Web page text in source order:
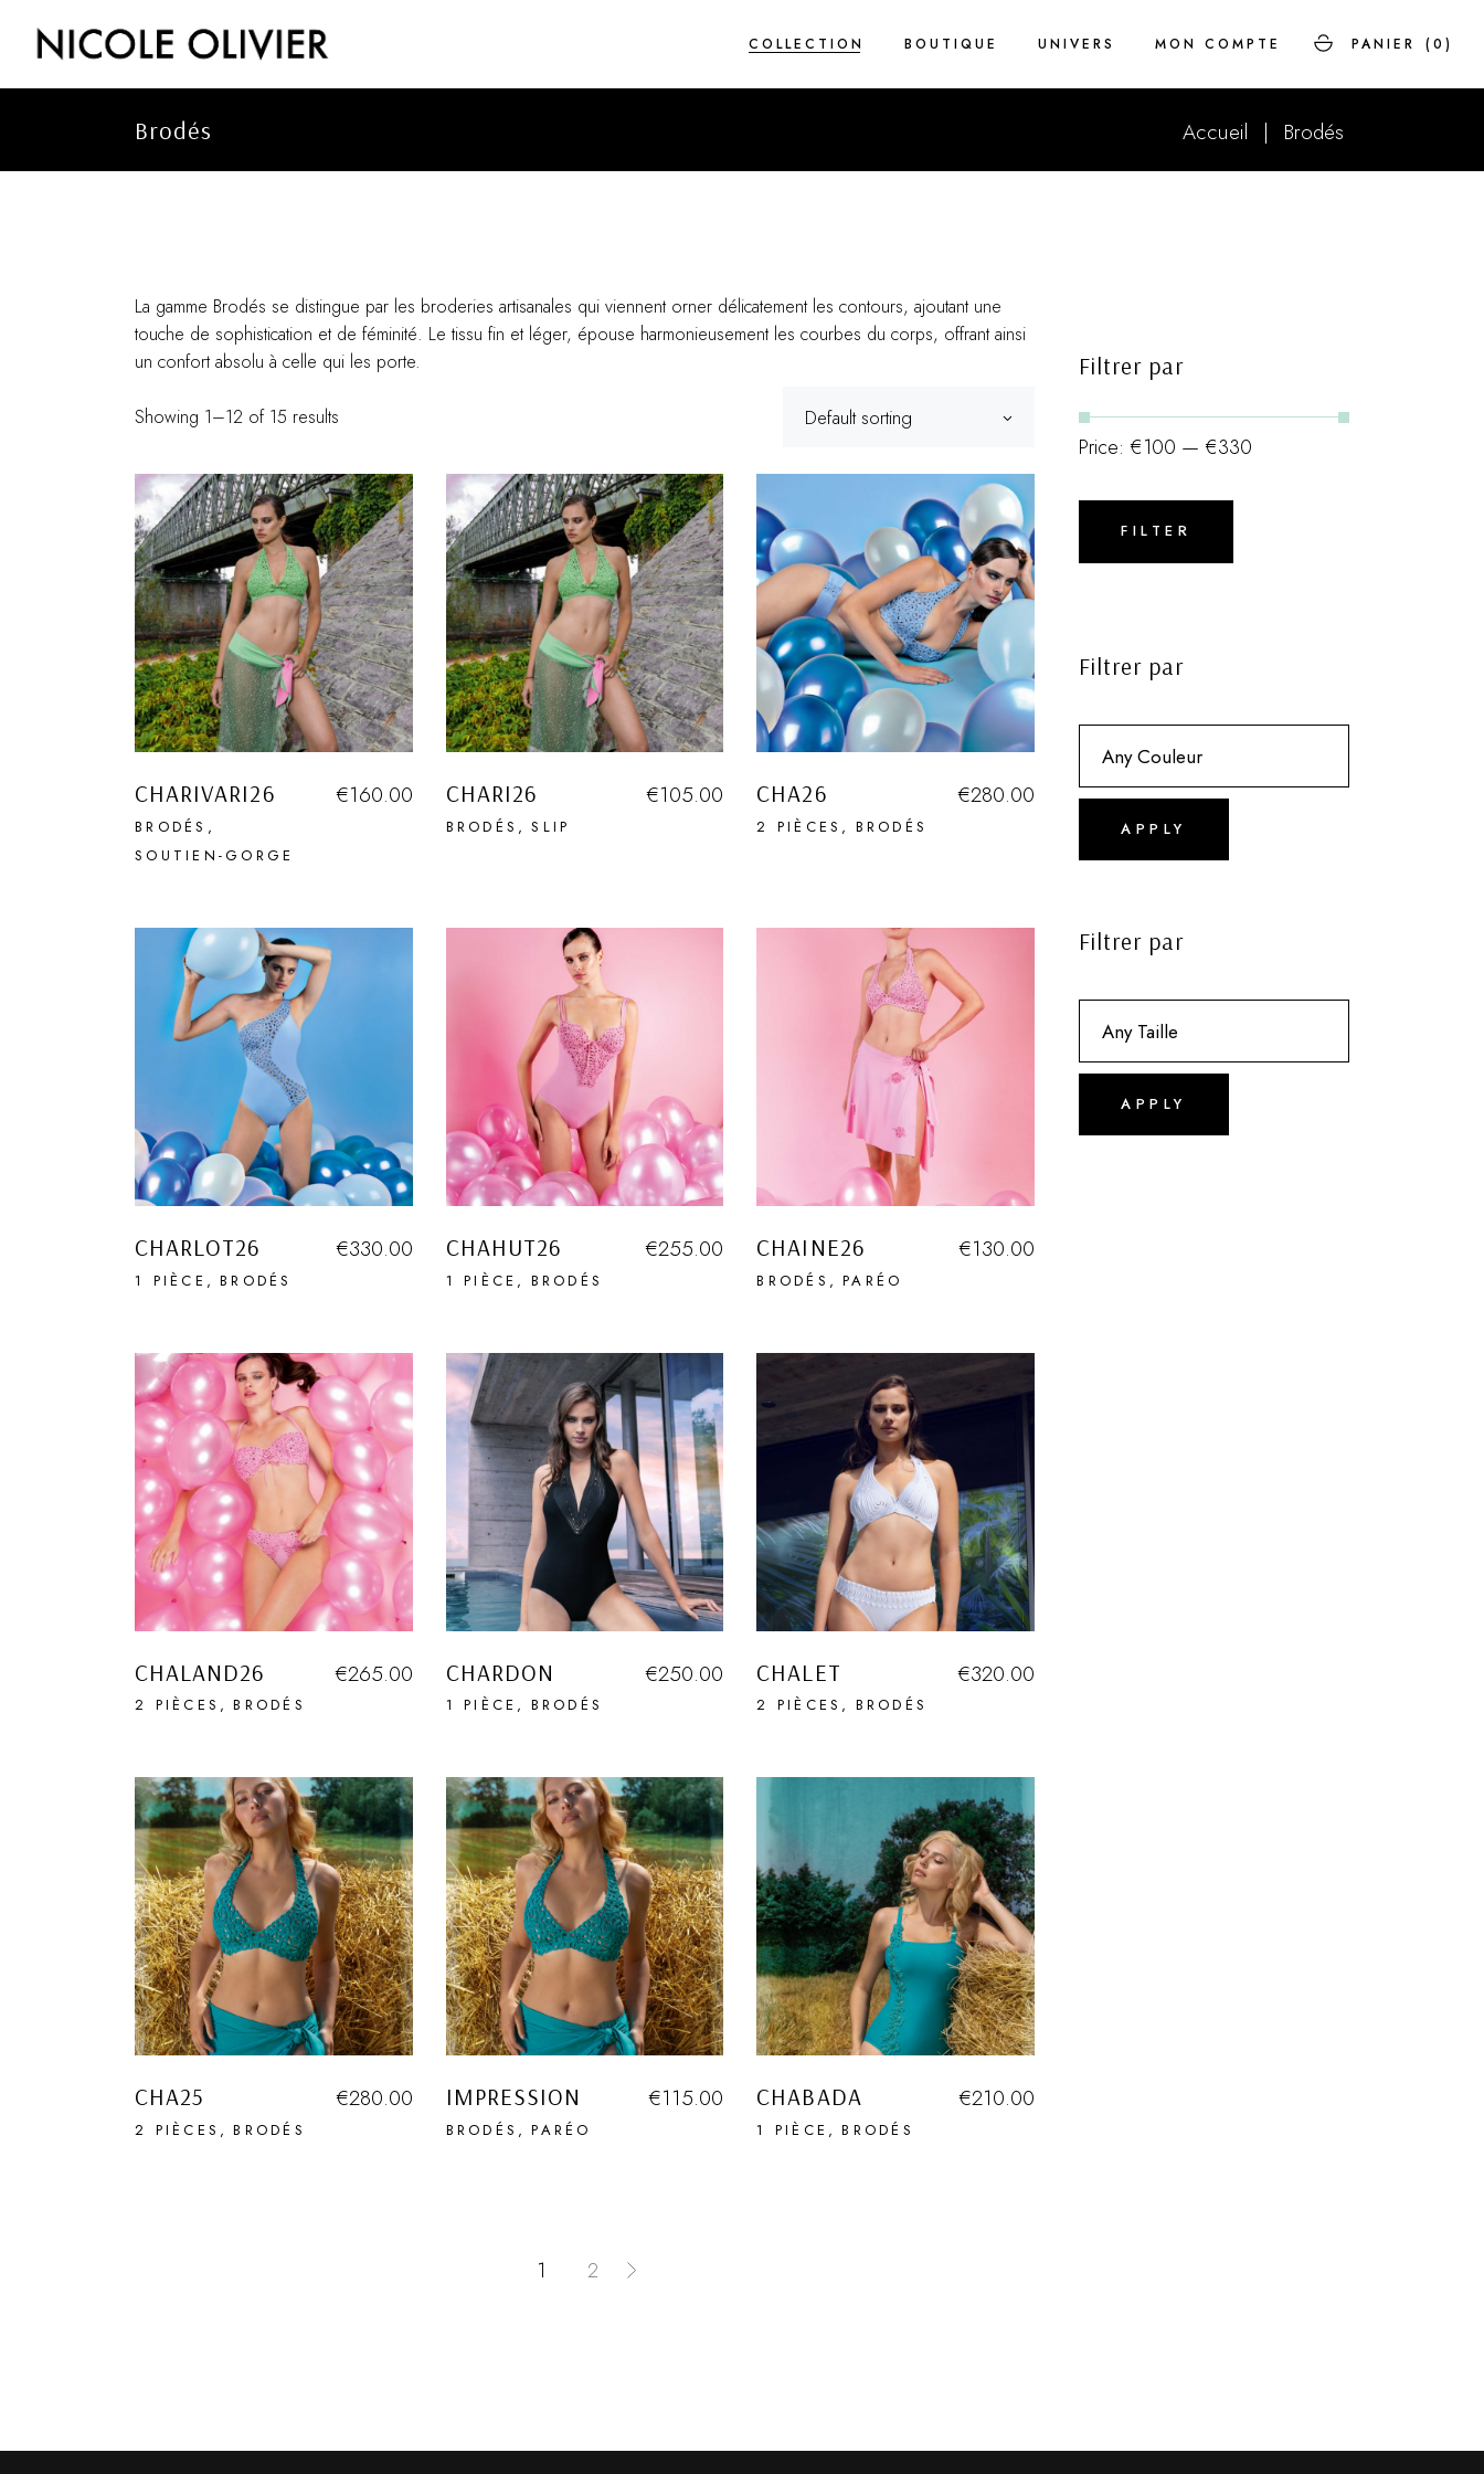
content
COLLECTION
2 pièces
Corderie
Flower Rain
BOUTIQUE UNIVERS
FAQ
MON COMPTE PANIER (0)
Brodés Accueil Brodés
La gamme Brodés se distingue par les broderies artisanales qui viennent orner délicatement les contours, ajoutant une
touche de sophistication et de féminité. Le tissu fin et léger, épouse harmonieusement les courbes du corps, offrant ainsi
un confort absolu à celle qui les porte.
Showing 1–12 of 15 results Default sorting
CHARIVARI26
BRODÉS
SOUTIEN-GORGE
€160.00 CHARI26
BRODÉS SLIP
€105.00 CHA26
2 PIÈCES BRODÉS
€280.00
CHARLOT26
1 PIÈCE BRODÉS
€330.00 CHAHUT26
1 PIÈCE BRODÉS
€255.00 CHAINE26
BRODÉS PARÉO
€130.00
CHALAND26
2 PIÈCES BRODÉS
€265.00 CHARDON
1 PIÈCE BRODÉS
€250.00 CHALET
2 PIÈCES BRODÉS
€320.00
CHA25
2 PIÈCES BRODÉS
€280.00 IMPRESSION
BRODÉS PARÉO
€115.00 CHABADA
1 PIÈCE BRODÉS
€210.00
1 2
Filtrer par
Min
Max
FILTER
Price: €100 — €330
Filtrer par
APPLY
Filtrer par
APPLY